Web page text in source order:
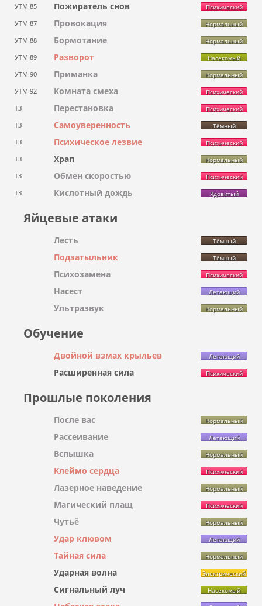
УТМ 85 Пожиратель снов Психический
УТМ 87 Провокация Нормальный
УТМ 88 Бормотание Нормальный
УТМ 89 Разворот Насекомый
УТМ 90 Приманка Нормальный
УТМ 92 Комната смеха Психический
ТЗ Перестановка Психический
ТЗ Самоуверенность Тёмный
ТЗ Психическое лезвие Психический
ТЗ Храп Нормальный
ТЗ Обмен скоростью Психический
ТЗ Кислотный дождь Ядовитый
Яйцевые атаки
Лесть Тёмный
Подзатыльник Тёмный
Психозамена Психический
Насест Летающий
Ультразвук Нормальный
Обучение
Двойной взмах крыльев Летающий
Расширенная сила Психический
Прошлые поколения
После вас Нормальный
Рассеивание Летающий
Вспышка Нормальный
Клеймо сердца Психический
Лазерное наведение Нормальный
Магический плащ Психический
Чутьё Нормальный
Удар клювом Летающий
Тайная сила Нормальный
Ударная волна Электрический
Сигнальный луч Насекомый